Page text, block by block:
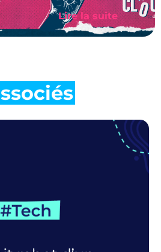
Lire la suite